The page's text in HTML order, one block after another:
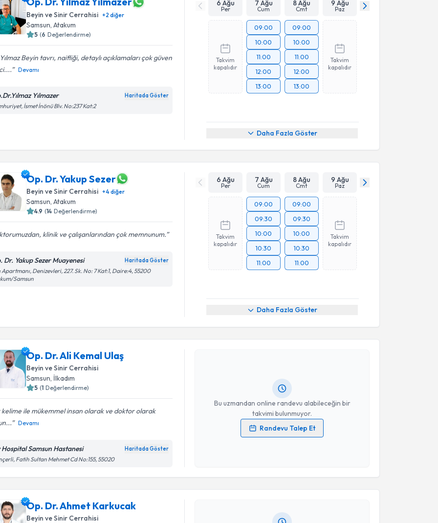
Beyin ve Sinir Cerrahisi +2 diğer
Samsun ,Atakum
5 (6 Değerlendirme)
Beyin tavrı, naifliği, detaylı açıklamaları çok güven
Devamı
Yılmazer Haritada Göster
İsmet İnönü Blv. No:237 Kat:2
6 Ağu
Per
7 Ağu
Cum
8 Ağu
Cmt
9 Ağu
Paz
Takvim
kapalıdır
09:00
10:00
11:00
12:00
13:00
09:00
10:00
11:00
12:00
13:00
Takvim
kapalıdır
Daha Fazla Göster
Op. Dr. Yakup Sezer
Beyin ve Sinir Cerrahisi +4diğer
Samsun,Atakum
4.9 (14 Değerlendirme)
klinik ve çalışanlarından çok memnunum.
Dr. Yakup Sezer Muayenesi Haritada Göster
Apartmanı, Denizevleri, 227. Sk. No: 7 Kat:1, Daire:4, 55200
Samsun
6 Ağu
Per
7 Ağu
Cum
8 Ağu
Cmt
9 Ağu
Paz
Takvim
kapalıdır
09:00
09:30
10:00
10:30
11:00
09:00
09:30
10:00
10:30
11:00
Takvim
kapalıdır
Daha Fazla Göster
Op. Dr. Ali Kemal Ulaş
Beyin ve Sinir Cerrahisi
Samsun İlkadım
5 (1 Değerlendirme)
ile mükemmel insan olarak ve doktor olarak
Devamı
Hospital Samsun Hastanesi Haritada Göster
Fatih Sultan Mehmet Cd No:155, 55020
Bu uzmandan online randevu alabileceğin bir
takvimi bulunmuyor.
Randevu Talep Et
Randevu Takvimi Talebi
Op. Dr. Ali Kemal Ulaş
Kişisel verilerimin işlenmesine ilişkinAydınlatma Metni
Takvim Talebini Gönder
Op. Dr. Ahmet Karkucak
Beyin ve Sinir Cerrahisi